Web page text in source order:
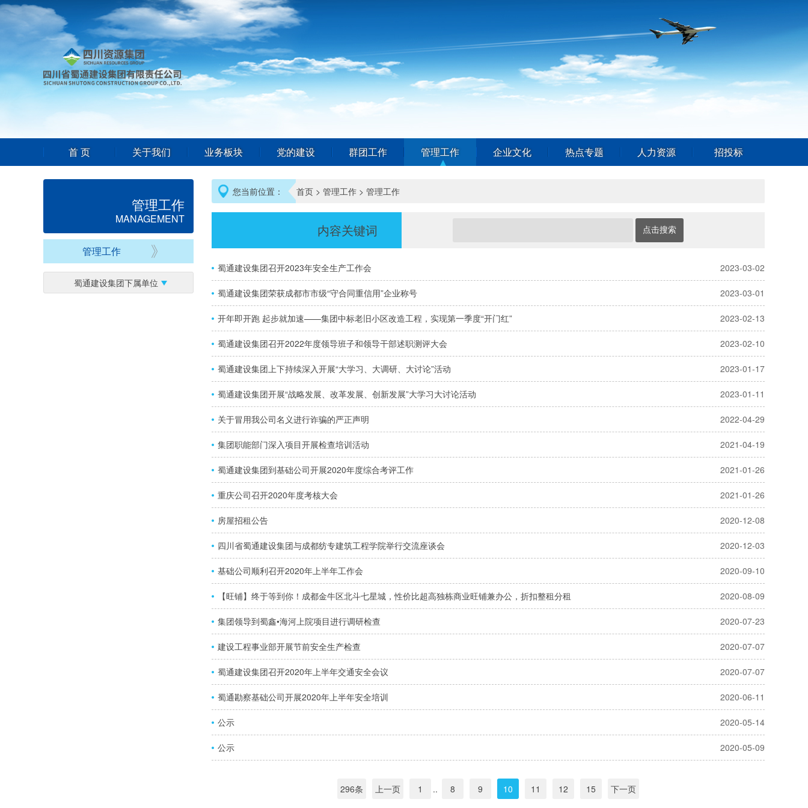
首 页 关于我们 业务板块 党的建设 群团工作 管理工作 企业文化 热点专题 人力资源 招投标
管理工作
MANAGEMENT
管理工作
蜀通建设集团下属单位
您当前位置： 首页 > 管理工作 > 管理工作
内容关键词
2023-03-02
蜀通建设集团召开2023年安全生产工作会
2023-03-01
蜀通建设集团荣获成都市市级“守合同重信用”企业称号
2023-02-13
开年即开跑 起步就加速——集团中标老旧小区改造工程，实现第一季度“开门红”
2023-02-10
蜀通建设集团召开2022年度领导班子和领导干部述职测评大会
2023-01-17
蜀通建设集团上下持续深入开展“大学习、大调研、大讨论”活动
2023-01-11
蜀通建设集团开展“战略发展、改革发展、创新发展”大学习大讨论活动
2022-04-29
关于冒用我公司名义进行诈骗的严正声明
2021-04-19
集团职能部门深入项目开展检查培训活动
2021-01-26
蜀通建设集团到基础公司开展2020年度综合考评工作
2021-01-26
重庆公司召开2020年度考核大会
2020-12-08
房屋招租公告
2020-12-03
四川省蜀通建设集团与成都纺专建筑工程学院举行交流座谈会
2020-09-10
基础公司顺利召开2020年上半年工作会
2020-08-09
【旺铺】终于等到你！成都金牛区北斗七星城，性价比超高独栋商业旺铺兼办公，折扣整租分租
2020-07-23
集团领导到蜀鑫•海河上院项目进行调研检查
2020-07-07
建设工程事业部开展节前安全生产检查
2020-07-07
蜀通建设集团召开2020年上半年交通安全会议
2020-06-11
蜀通勘察基础公司开展2020年上半年安全培训
2020-05-14
公示
2020-05-09
公示
296条 上一页 1 .. 8 9 10 11 12 15 下一页